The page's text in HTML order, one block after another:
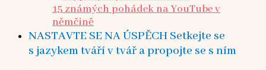
15 známých pohádek na YouTube v
němčině
NASTAVTE SE NA ÚSPĚCH Setkejte se
s jazykem tváří v tvář a propojte se s ním